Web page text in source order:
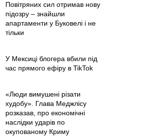
Повітряних сил отримав нову
підозру – знайшли
апартаменти у Буковелі і не
тільки
У Мексиці блогера вбили під
час прямого ефіру в TikTok
«Люди вимушені різати
худобу». Глава Меджлісу
розказав, про економічні
наслідки ударів по
окупованому Криму